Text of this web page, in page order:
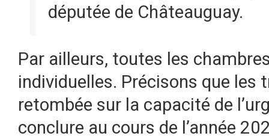
députée de Châteauguay.
Par ailleurs, toutes les
individuelles. Précisons que les
retombée sur la capacité de
conclure au cours de l’année